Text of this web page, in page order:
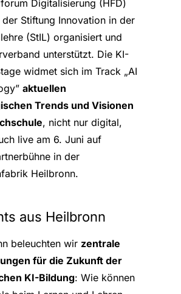
Digitalisierung (HFD)
Stiftung Innovation in der
(StIL) organisiert und
unterstützt. Die KI-
widmet sich im Track „AI
aktuellen
Trends und Visionen
, nicht nur digital,
live am 6. Juni auf
in der
Heilbronn.
aus Heilbronn
beleuchten wir zentrale
für die Zukunft der
KI-Bildung: Wie können